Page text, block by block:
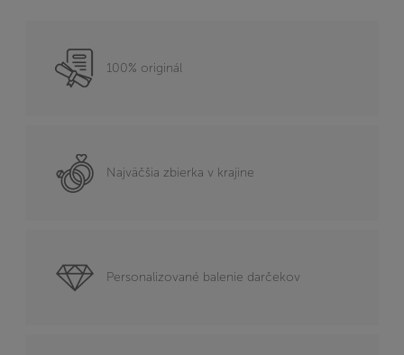
100% originál
Najväčšia zbierka v krajine
Personalizované balenie darčekov